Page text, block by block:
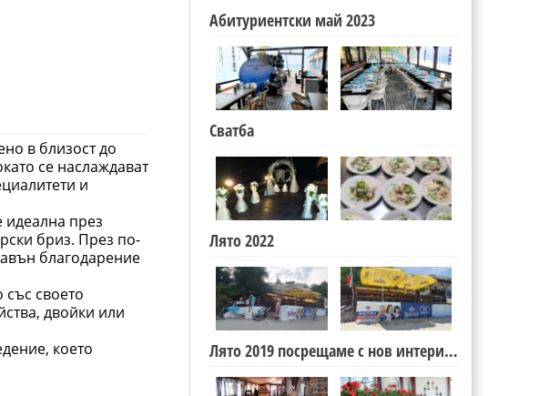
в близост до
се наслаждават
и
идеална през
бриз. През по-
благодарение
със своето
двойки или
което
Абитуриентски май 2023
Сватба
Лято 2022
Лято 2019 посрещаме с нов интериор!